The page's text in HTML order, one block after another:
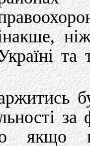
та
якщо в